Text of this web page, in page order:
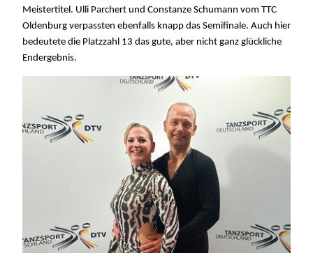
Meistertitel. Ulli Parchert und Constanze Schumann vom TTC
Oldenburg verpassten ebenfalls knapp das Semifinale. Auch hier
bedeutete die Platzzahl 13 das gute, aber nicht ganz glückliche
Endergebnis.